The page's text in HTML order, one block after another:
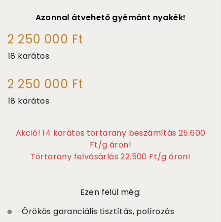
Azonnal átvehető gyémánt nyakék!
2 250 000 Ft
18 karátos
2 250 000 Ft
18 karátos
Akció! 14 karátos törtarany beszámítás 25.600
Ft/g áron!
Törtarany felvásárlás 22.500 Ft/g áron!
Ezen felül még:
Örökös garanciális tisztítás, polírozás